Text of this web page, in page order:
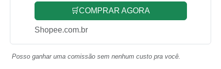
🛒COMPRAR AGORA
Shopee.com.br
Posso ganhar uma comissão sem nenhum custo pra você.